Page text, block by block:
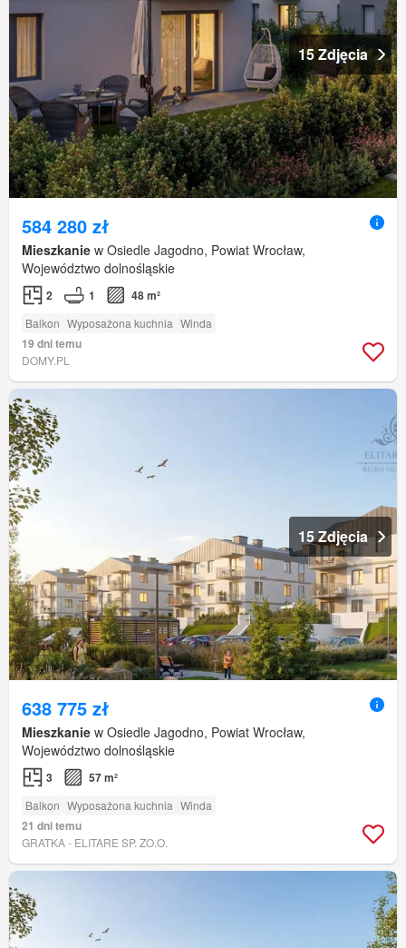
15 Zdjęcia
584 280 zł
Mieszkanie w Osiedle Jagodno, Powiat Wrocław,
Województwo dolnośląskie
2 1 48 m²
Balkon Wyposażona kuchnia Winda
19 dni temu
DOMY.PL
15 Zdjęcia
638 775 zł
Mieszkanie w Osiedle Jagodno, Powiat Wrocław,
Województwo dolnośląskie
3 57 m²
Balkon Wyposażona kuchnia Winda
21 dni temu
GRATKA - ELITARE SP. ZO.O.